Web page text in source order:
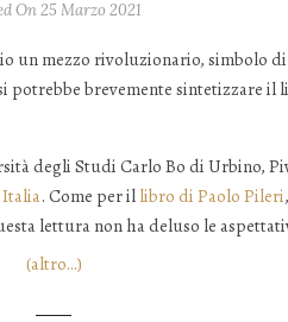
On 25 Marzo 2021
un mezzo rivoluzionario, simbolo
potrebbe brevemente sintetizzare il
degli Studi Carlo Bo di Urbino,
Italia. Come per il libro di Paolo Pileri
lettura non ha deluso le
(altro…)